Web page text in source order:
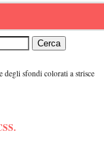
degli sfondi colorati a strisce